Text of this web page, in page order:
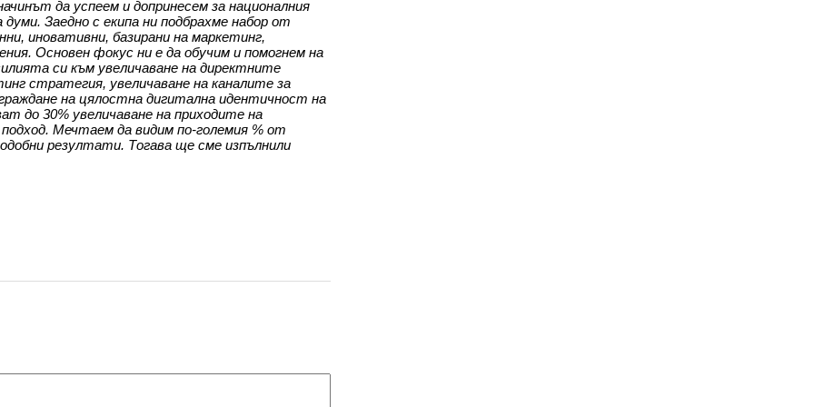
да успеем и допринесем за националния
Заедно с екипа ни подбрахме набор от
иновативни, базирани на маркетинг,
Основен фокус ни е да обучим и помогнем на
си към увеличаване на директните
стратегия, увеличаване на каналите за
на цялостна дигитална идентичност на
до 30% увеличаване на приходите на
Мечтаем да видим по-големия % от
резултати. Тогава ще сме изпълнили